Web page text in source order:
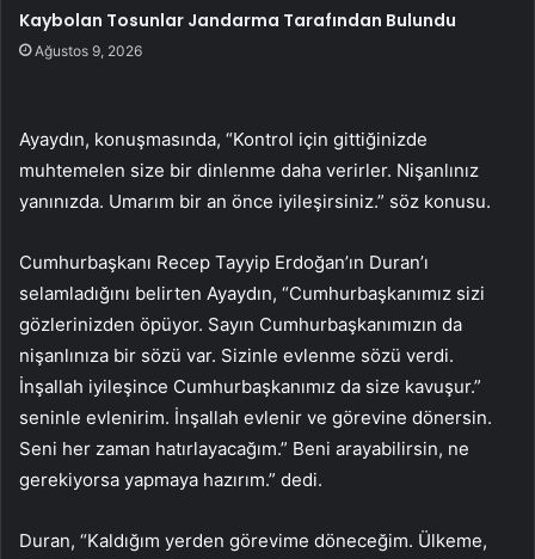
Kaybolan Tosunlar Jandarma Tarafından Bulundu
Ağustos 9, 2026
Ayaydın, konuşmasında, “Kontrol için gittiğinizde
muhtemelen size bir dinlenme daha verirler. Nişanlınız
yanınızda. Umarım bir an önce iyileşirsiniz.” söz konusu.
Cumhurbaşkanı Recep Tayyip Erdoğan’ın Duran’ı
selamladığını belirten Ayaydın, “Cumhurbaşkanımız sizi
gözlerinizden öpüyor. Sayın Cumhurbaşkanımızın da
nişanlınıza bir sözü var. Sizinle evlenme sözü verdi.
İnşallah iyileşince Cumhurbaşkanımız da size kavuşur.”
seninle evlenirim. İnşallah evlenir ve görevine dönersin.
Seni her zaman hatırlayacağım.” Beni arayabilirsin, ne
gerekiyorsa yapmaya hazırım.” dedi.
Duran, “Kaldığım yerden görevime döneceğim. Ülkeme,